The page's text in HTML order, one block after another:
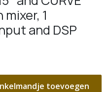
mixer, 1
and DSP
toevoegen